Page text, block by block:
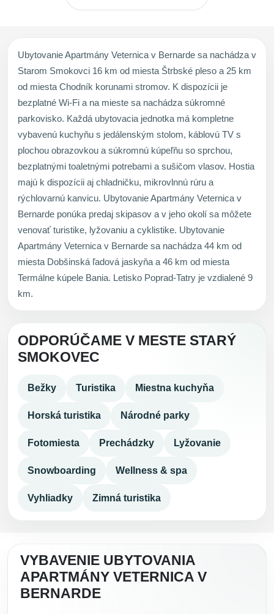
Ubytovanie Apartmány Veternica v Bernarde sa nachádza v
Starom Smokovci 16 km od miesta Štrbské pleso a 25 km
od miesta Chodník korunami stromov. K dispozícii je
bezplatné Wi-Fi a na mieste sa nachádza súkromné
parkovisko. Každá ubytovacia jednotka má kompletne
vybavenú kuchyňu s jedálenským stolom, káblovú TV s
plochou obrazovkou a súkromnú kúpeľňu so sprchou,
bezplatnými toaletnými potrebami a sušičom vlasov. Hostia
majú k dispozícii aj chladničku, mikrovlnnú rúru a
rýchlovarnú kanvicu. Ubytovanie Apartmány Veternica v
Bernarde ponúka predaj skipasov a v jeho okolí sa môžete
venovať turistike, lyžovaniu a cyklistike. Ubytovanie
Apartmány Veternica v Bernarde sa nachádza 44 km od
miesta Dobšinská ľadová jaskyňa a 46 km od miesta
Termálne kúpele Bania. Letisko Poprad-Tatry je vzdialené 9
km.
ODPORÚČAME V MESTE STARÝ
SMOKOVEC
Bežky Turistika Miestna kuchyňa
Horská turistika Národné parky
Fotomiesta Prechádzky Lyžovanie
Snowboarding Wellness & spa
Vyhliadky Zimná turistika
VYBAVENIE UBYTOVANIA
APARTMÁNY VETERNICA V
BERNARDE